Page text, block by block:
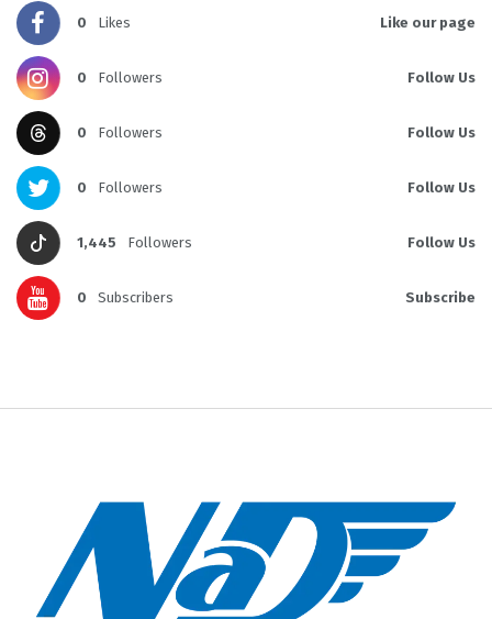
0 Likes Like our page
0 Followers Follow Us
0 Followers Follow Us
0 Followers Follow Us
1,445 Followers Follow Us
0 Subscribers Subscribe